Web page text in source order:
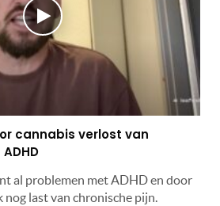
cannabis verlost van
al problemen met ADHD en door
last van chronische pijn.